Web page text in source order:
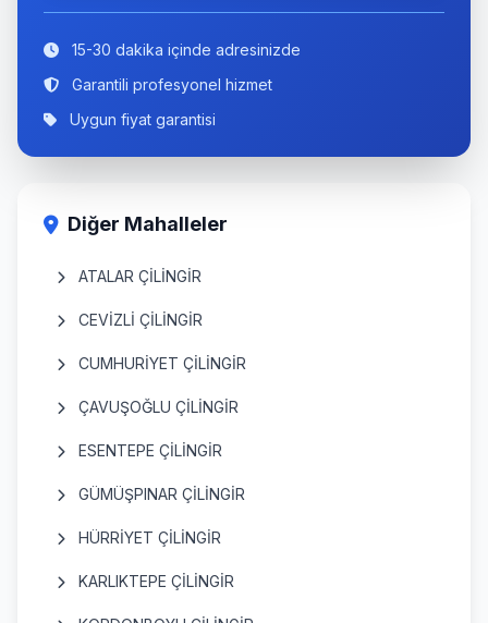
15-30 dakika içinde adresinizde
Garantili profesyonel hizmet
Uygun fiyat garantisi
Diğer Mahalleler
ATALAR ÇİLİNGİR
CEVİZLİ ÇİLİNGİR
CUMHURİYET ÇİLİNGİR
ÇAVUŞOĞLU ÇİLİNGİR
ESENTEPE ÇİLİNGİR
GÜMÜŞPINAR ÇİLİNGİR
HÜRRİYET ÇİLİNGİR
KARLIKTEPE ÇİLİNGİR